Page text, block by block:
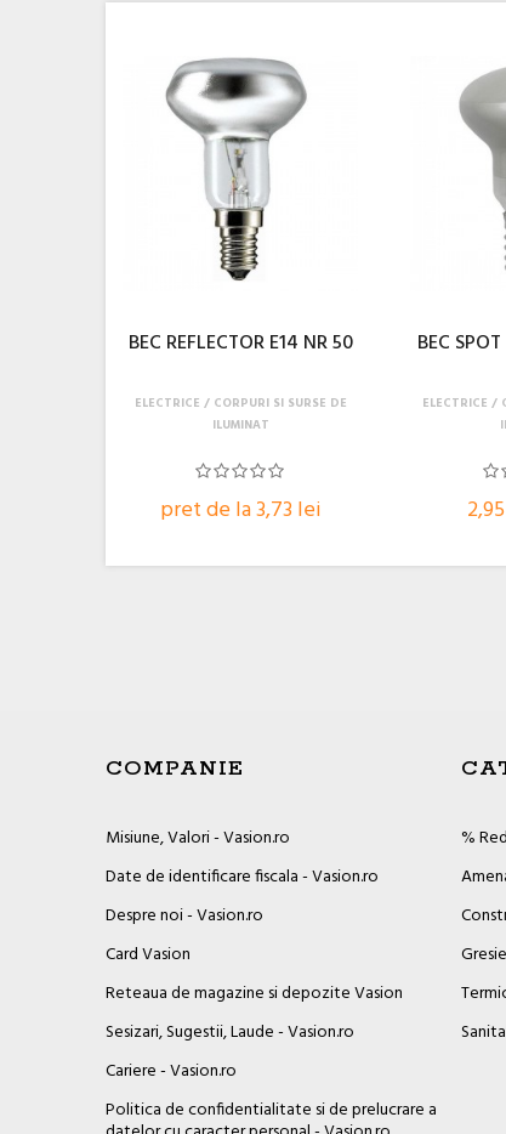
BEC REFLECTOR E14 NR 50
pret de la 3,73 lei
ELECTRICE
CORPURI SI SURSE DE
ILUMINAT
BEC
ELECTRICE
COMPANIE
Misiune, Valori - Vasion.ro
Date de identificare fiscala - Vasion.ro
Despre noi - Vasion.ro
Card Vasion
Reteaua de magazine si depozite Vasion
Sesizari, Sugestii, Laude - Vasion.ro
Cariere - Vasion.ro
Politica de confidentialitate si de prelucrare a
%